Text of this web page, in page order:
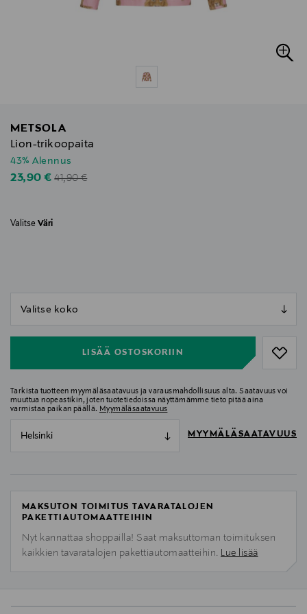
METSOLA
Lion-trikoopaita
43% Alennus
Discounted Price
23,90 €Original Price
41,90 €
Valitse Väri
LISÄÄ OSTOSKORIIN
Tarkista tuotteen myymäläsaatavuus ja varausmahdollisuus alta. Saatavuus voi
muuttua nopeastikin, joten tuotetiedoissa näyttämämme tieto pitää aina
varmistaa paikan päällä. Myymäläsaatavuus
Helsinki MYYMÄLÄSAATAVUUS
MAKSUTON TOIMITUS TAVARATALOJEN
PAKETTIAUTOMAATTEIHIN
Nyt kannattaa shoppailla! Saat maksuttoman toimituksen
kaikkien tavaratalojen pakettiautomaatteihin. Lue lisää